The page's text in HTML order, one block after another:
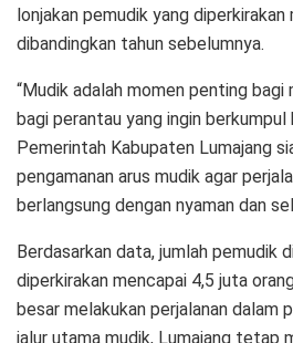
lonjakan pemudik yang diperkirakan
dibandingkan tahun sebelumnya.
“Mudik adalah momen penting
bagi perantau yang ingin berkumpul
Pemerintah Kabupaten Lumajang
pengamanan arus mudik agar
berlangsung dengan nyaman dan
Berdasarkan data, jumlah pemudik
diperkirakan mencapai 4,5 juta
besar melakukan perjalanan dalam
jalur utama mudik, Lumajang tetap